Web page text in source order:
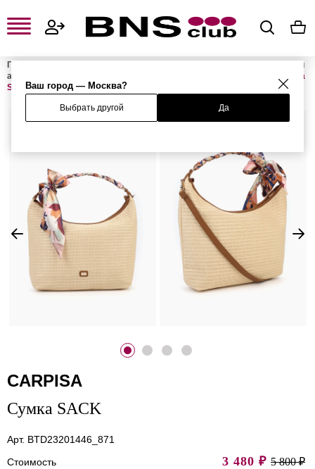
Ваш город — Москва?
Выбрать другой Да
Главная
Женские сумки и
аксессуары
Сумка
SACK
CARPISA
Сумка SACK
Арт. BTD23201446_871
Стоимость
3 480 ₽ 5 800 ₽